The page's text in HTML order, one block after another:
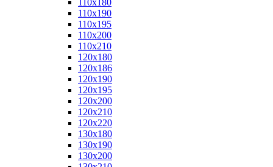
110x180
110x190
110x195
110x200
110x210
120x180
120x186
120x190
120x195
120x200
120x210
120x220
130x180
130x190
130x200